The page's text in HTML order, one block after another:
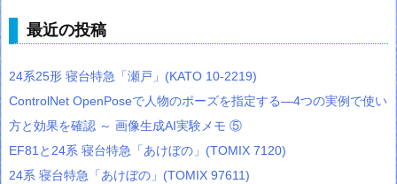
最近の投稿
24系25形 寝台特急「瀬戸」(KATO 10-2219)
ControlNet OpenPoseで人物のポーズを指定する―4つの実例で使い
方と効果を確認 ～ 画像生成AI実験メモ ⑤
EF81と24系 寝台特急「あけぼの」(TOMIX 7120)
24系 寝台特急「あけぼの」(TOMIX 97611)